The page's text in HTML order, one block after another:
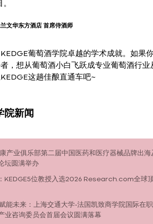
文华东方酒店 首席侍酒师
葡萄酒学院卓越的学术成就。如果
，想从葡萄酒小白飞跃成专业葡萄酒行业
这趟佳酿直通车吧~
院新闻
康产业俱乐部第二届中国医药和医疗器械品牌出海
坛圆满举办
KEDGE5位教授入选2026 Research.com全球
能未来：上海交通大学-法国凯致商学院国际在职
业咨询委员会首届会议圆满落幕